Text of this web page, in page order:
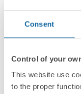
Consent
Control of your
This website use
to the proper